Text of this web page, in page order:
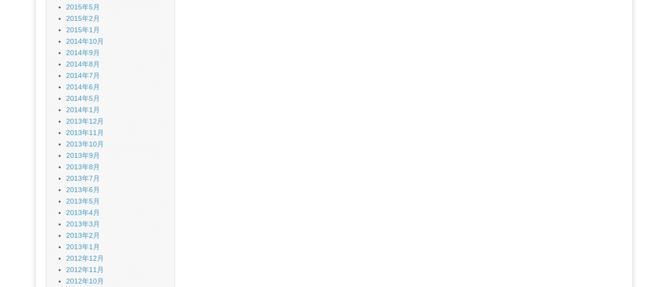
2015年5月
2015年2月
2015年1月
2014年10月
2014年9月
2014年8月
2014年7月
2014年6月
2014年5月
2014年1月
2013年12月
2013年11月
2013年10月
2013年9月
2013年8月
2013年7月
2013年6月
2013年5月
2013年4月
2013年3月
2013年2月
2013年1月
2012年12月
2012年11月
2012年10月